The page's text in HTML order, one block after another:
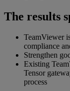
The results
TeamViewer
compliance
Strengthen
Existing
Tensor
process